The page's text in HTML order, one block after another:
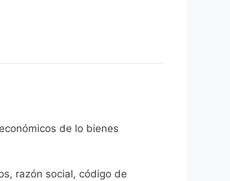
de lo bienes
razón social, código de